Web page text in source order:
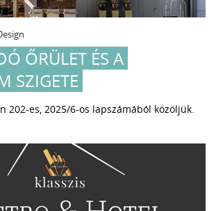
ŐRÜLET ÉS A
SZIGETE
202-es, 2025/6-os lapszámából közöljük.